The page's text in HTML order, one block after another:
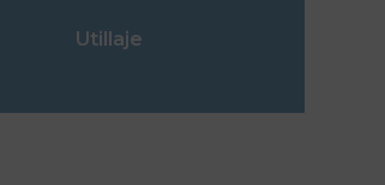
Utillaje